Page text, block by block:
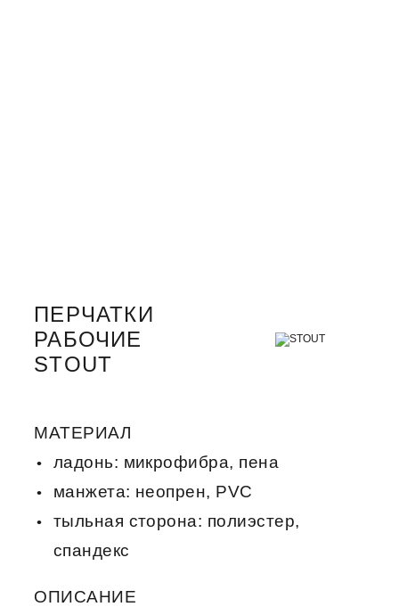
ПЕРЧАТКИ
РАБОЧИЕ
STOUT
МАТЕРИАЛ
ладонь: микрофибра, пена
манжета: неопрен, PVC
тыльная сторона: полиэстер,
спандекс
ОПИСАНИЕ